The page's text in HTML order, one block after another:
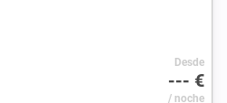
Desde
--- €
/ noche